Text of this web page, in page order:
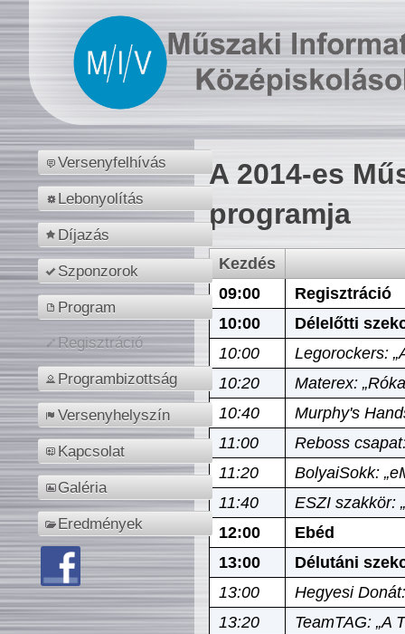
Versenyfelhívás
Lebonyolítás
Díjazás
Szponzorok
Program
Regisztráció
Programbizottság
Versenyhelyszín
Kapcsolat
Galéria
Eredmények
A 2014-es
programja
Kezdés
09:00
Regisztráció
10:00
Délelőtti
10:00
Legorockers:
10:20
Materex:
10:40
Murphy's
11:00
Reboss
11:20
BolyaiSokk:
11:40
ESZI szakkör:
12:00
Ebéd
13:00
Délutáni
13:00
Hegyesi
13:20
TeamTAG: „A